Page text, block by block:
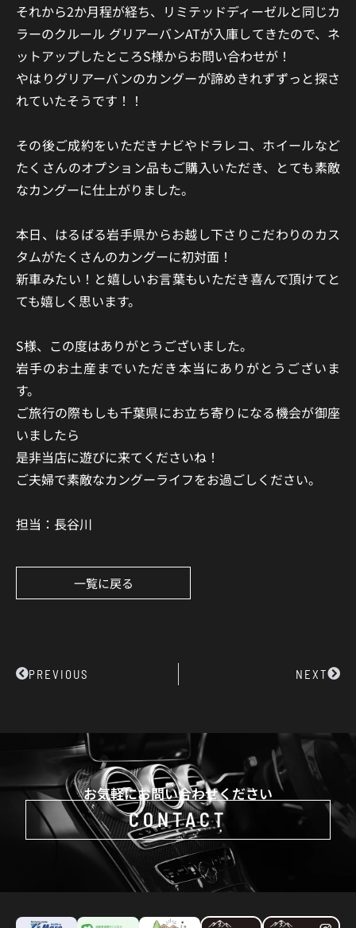
それから2か月程が経ち、リミテッドディーゼルと同じカ
ラーのクルール グリアーバンATが入庫してきたので、ネ
ットアップしたところS様からお問い合わせが！
やはりグリアーバンのカングーが諦めきれずずっと探さ
れていたそうです！！
その後ご成約をいただきナビやドラレコ、ホイールなど
たくさんのオプション品もご購入いただき、とても素敵
なカングーに仕上がりました。
本日、はるばる岩手県からお越し下さりこだわりのカス
タムがたくさんのカングーに初対面！
新車みたい！と嬉しいお言葉もいただき喜んで頂けてと
ても嬉しく思います。
S様、この度はありがとうございました。
岩手のお土産までいただき本当にありがとうございま
す。
ご旅行の際もしも千葉県にお立ち寄りになる機会が御座
いましたら
是非当店に遊びに来てくださいね！
ご夫婦で素敵なカングーライフをお過ごしください。
担当：長谷川
一覧に戻る
PrevPREVIOUS NEXTNext
お気軽にお問い合わせください
CONTACT